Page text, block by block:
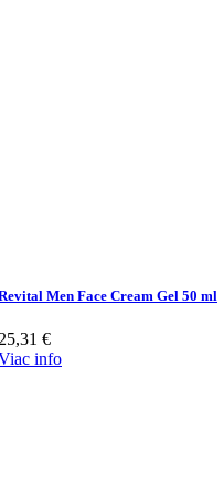
Men Face Cream Gel 50 ml
€
info